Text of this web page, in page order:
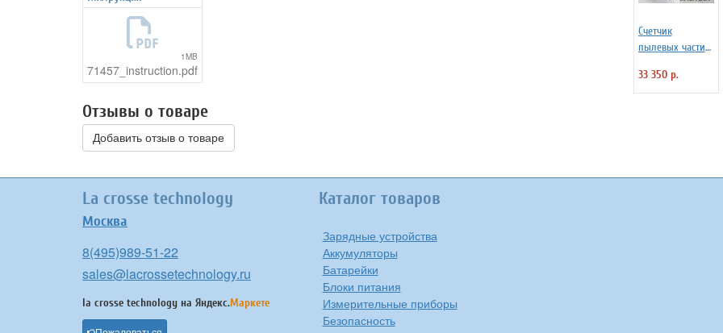
1MB
71457_instruction.pdf
Счетчик
пылевых частиц
воздуха СЕМ DT-
9680
33 350 р.
Отзывы о товаре
Добавить отзыв о товаре
La crosse technology
Москва
8(495)989-51-22
sales@lacrossetechnology.ru
la crosse technology на Яндекс.Маркете
Каталог товаров
Зарядные устройства
Аккумуляторы
Батарейки
Блоки питания
Измерительные приборы
Безопасность